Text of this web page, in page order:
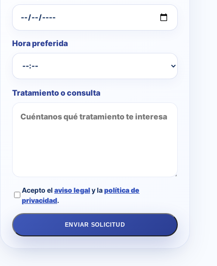
Hora preferida
Tratamiento o consulta
Acepto el aviso legaly lapolítica de
privacidad.
ENVIAR SOLICITUD